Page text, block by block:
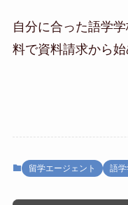
自分に合った語学
料で資料請求から始
留学エージェント 語